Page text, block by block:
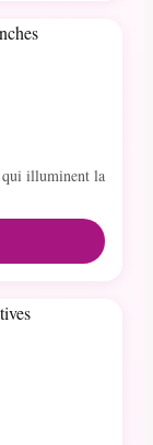
qui illuminent la